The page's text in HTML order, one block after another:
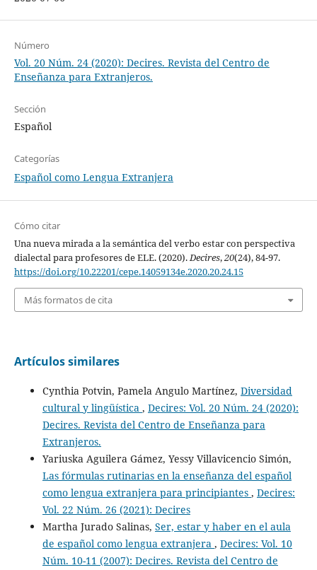
Número
Vol. 20 Núm. 24 (2020): Decires. Revista del Centro de
Enseñanza para Extranjeros.
Sección
Español
Categorías
Español como Lengua Extranjera
Cómo citar
Una nueva mirada a la semántica del verbo estar con perspectiva
dialectal para profesores de ELE. (2020). Decires,20(24), 84-97.
https://doi.org/10.22201/cepe.14059134e.2020.20.24.15
Más formatos de cita
Artículos similares
Cynthia Potvin, Pamela Angulo Martínez, Diversidad
cultural y lingüística , Decires: Vol. 20 Núm. 24 (2020):
Decires. Revista del Centro de Enseñanza para
Extranjeros.
Yariuska Aguilera Gámez, Yessy Villavicencio Simón,
Las fórmulas rutinarias en la enseñanza del español
como lengua extranjera para principiantes , Decires:
Vol. 22 Núm. 26 (2021): Decires
Martha Jurado Salinas, Ser, estar y haber en el aula
de español como lengua extranjera , Decires: Vol. 10
Núm. 10-11 (2007): Decires. Revista del Centro de